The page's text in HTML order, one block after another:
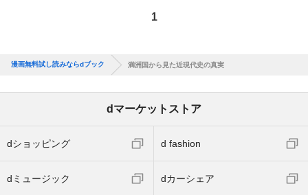
1
漫画無料試し読みならdブック 満洲国から見た近現代史の真実
dマーケットストア
dショッピング d fashion
dミュージック dカーシェア